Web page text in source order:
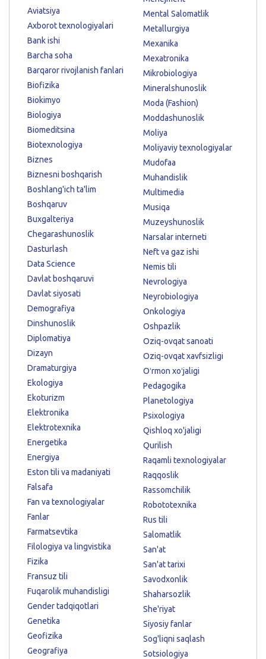
Aviatsiya
Axborot texnologiyalari
Bank ishi
Barcha soha
Barqaror rivojlanish fanlari
Biofizika
Biokimyo
Biologiya
Biomeditsina
Biotexnologiya
Biznes
Biznesni boshqarish
Boshlang'ich ta'lim
Boshqaruv
Buxgalteriya
Chegarashunoslik
Dasturlash
Data Science
Davlat boshqaruvi
Davlat siyosati
Demografiya
Dinshunoslik
Diplomatiya
Dizayn
Dramaturgiya
Ekologiya
Ekoturizm
Elektronika
Elektrotexnika
Energetika
Energiya
Eston tili va madaniyati
Falsafa
Fan va texnologiyalar
Fanlar
Farmatsevtika
Filologiya va lingvistika
Fizika
Fransuz tili
Fuqarolik muhandisligi
Gender tadqiqotlari
Genetika
Geofizika
Geografiya
Mental Salomatlik
Metallurgiya
Mexanika
Mexatronika
Mikrobiologiya
Mineralshunoslik
Moda (Fashion)
Moddashunoslik
Moliya
Moliyaviy texnologiyalar
Mudofaa
Muhandislik
Multimedia
Musiqa
Muzeyshunoslik
Narsalar interneti
Neft va gaz ishi
Nemis tili
Nevrologiya
Neyrobiologiya
Onkologiya
Oshpazlik
Oziq-ovqat sanoati
Oziq-ovqat xavfsizligi
Oʻrmon xoʻjaligi
Pedagogika
Planetologiya
Psixologiya
Qishloq xo'jaligi
Qurilish
Raqamli texnologiyalar
Raqqoslik
Rassomchilik
Robototexnika
Rus tili
Salomatlik
San'at
San'at tarixi
Savodxonlik
Shaharsozlik
She'riyat
Siyosiy fanlar
Sog'liqni saqlash
Sotsiologiya